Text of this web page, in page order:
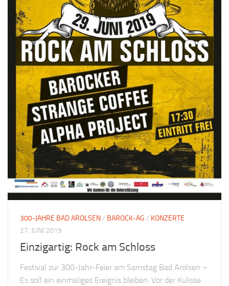
300-JAHRE BAD AROLSEN/ BAROCK-AG / KONZERTE
27. JUNI 2019
Einzigartig: Rock am Schloss
Festival zur 300-Jahr-Feier am Samstag Bad Arolsen –
Es soll ein einmaliges Ereignis bleiben: Vor der Kulisse